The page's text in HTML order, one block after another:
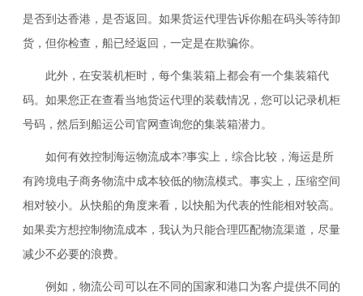
是否到达香港，是否返回。如果货运代理告诉你船在码头等待卸
货，但你检查，船已经返回，一定是在欺骗你。
此外，在安装机柜时，每个集装箱上都会有一个集装箱代
码。如果您正在查看当地货运代理的装载情况，您可以记录机柜
号码，然后到船运公司官网查询您的集装箱潜力。
如何有效控制海运物流成本?事实上，综合比较，海运是所
有跨境电子商务物流中成本较低的物流模式。事实上，压缩空间
相对较小。从快船的角度来看，以快船为代表的性能相对较高。
如果卖方想控制物流成本，我认为只能合理匹配物流渠道，尽量
减少不必要的浪费。
例如，物流公司可以在不同的国家和港口为客户提供不同的